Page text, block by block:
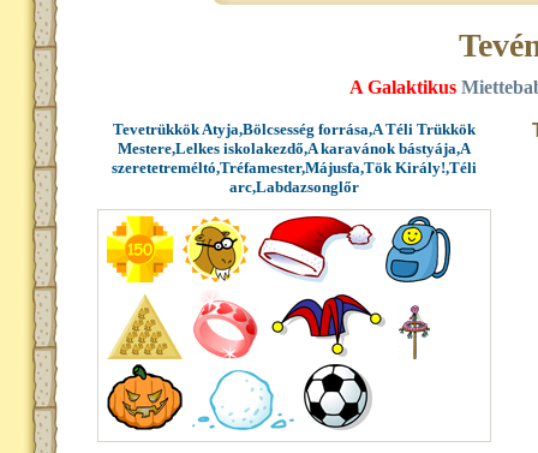
A Galaktikus
Tevetrükkök Atyja,Bölcsesség forrása,A Téli Trükkök
Mestere,Lelkes iskolakezdő,A karavánok bástyája,A
szeretetreméltó,Tréfamester,Májusfa,Tök Király!,Téli
arc,Labdazsonglőr